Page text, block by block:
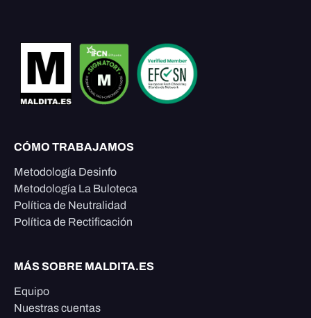
CÓMO TRABAJAMOS
Metodología Desinfo
Metodología La Buloteca
Política de Neutralidad
Política de Rectificación
MÁS SOBRE MALDITA.ES
Equipo
Nuestras cuentas